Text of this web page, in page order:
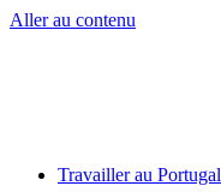
Aller au contenu
Travailler au Portugal